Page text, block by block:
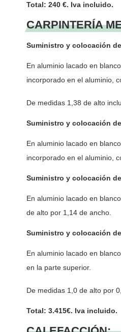
Total: 240 €. Iva incluido.
CARPINTERÍA
Suministro y colocación
En aluminio lacado en
incorporado en el aluminio,
De medidas 1,38 de alto
Suministro y colocación
En aluminio lacado en
incorporado en el aluminio,
Suministro y colocación
En aluminio lacado en
de alto por 1,14 de ancho.
Suministro y colocación
En aluminio lacado en
en la parte superior.
De medidas 1,0 de alto por
Total: 3.415€. Iva incluido.